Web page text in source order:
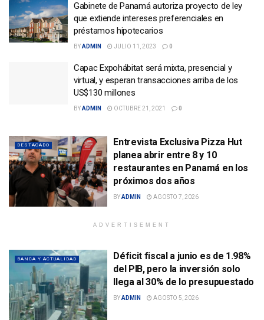
Gabinete de Panamá autoriza proyecto de ley
que extiende intereses preferenciales en
préstamos hipotecarios
BYADMIN JULIO 11, 2023 0
Capac Expohábitat será mixta, presencial y
virtual, y esperan transacciones arriba de los
US$130 millones
BYADMIN OCTUBRE 21, 2021 0
DESTACADO
Entrevista Exclusiva Pizza Hut
planea abrir entre 8 y 10
restaurantes en Panamá en los
próximos dos años
BYADMIN AGOSTO 7, 2026
ADVERTISEMENT
BANCA Y ACTUALIDAD
Déficit fiscal a junio es de 1.98%
del PIB, pero la inversión solo
llega al 30% de lo presupuestado
BYADMIN AGOSTO 5, 2026